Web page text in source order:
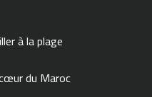
à la plage
du Maroc